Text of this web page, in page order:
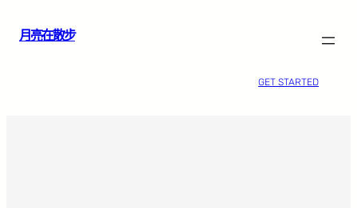
月亮在散步
GET STARTED